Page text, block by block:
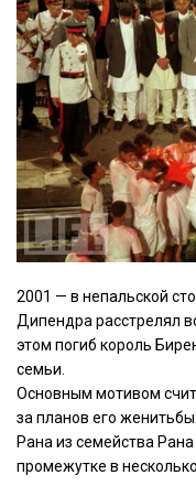
2001 — в непальской
Дипендра расстрелял
этом погиб король
семьи.
Основным мотивом
за планов его
Рана из семейства
промежутке в